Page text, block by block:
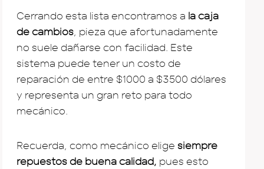
Cerrando esta lista encontramos a la caja
de cambios , pieza que afortunadamente
no suele dañarse con facilidad. Este
sistema puede tener un costo de
reparación de entre $1000 a $3500 dólares
y representa un gran reto para todo
mecánico.
Recuerda, como mecánico elige siempre
repuestos de buena calidad, pues esto